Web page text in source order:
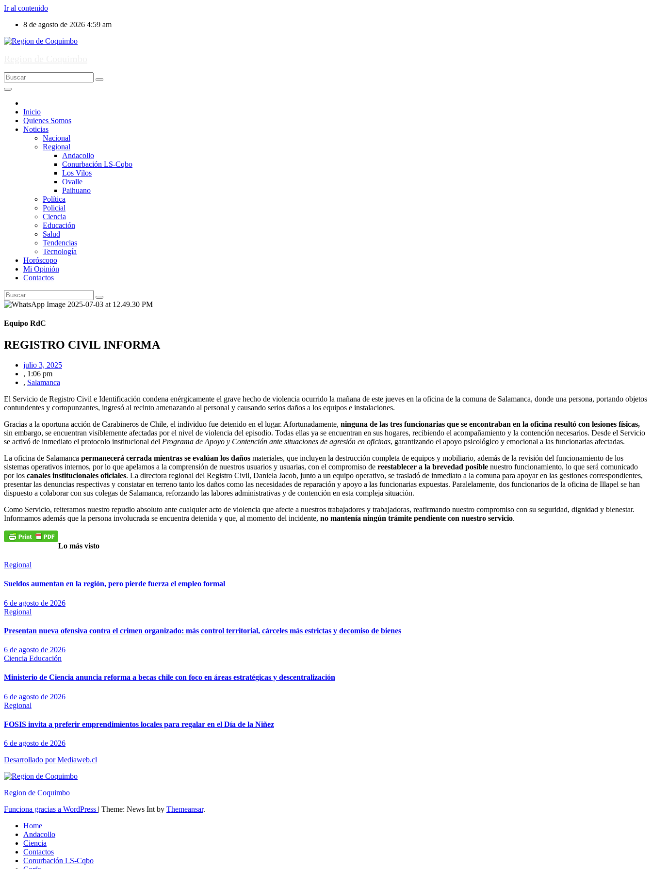
Ir al contenido
8 de agosto de 2026 4:59 am
Inicio
Quienes Somos
Noticias
Nacional
Regional
Andacollo
Conurbación LS-Cqbo
Los Vilos
Ovalle
Paihuano
Política
Policial
Ciencia
Educación
Salud
Tendencias
Tecnología
Horóscopo
Mi Opinión
Contactos
Equipo RdC
REGISTRO CIVIL INFORMA
julio 3, 2025
, 1:06 pm
, Salamanca
El Servicio de Registro Civil e Identificación condena enérgicamente el grave hecho de violencia ocurrido la mañana de este jueves en la oficina de la comuna de Salamanca, donde una persona, portando objetos
contundentes y cortopunzantes, ingresó al recinto amenazando al personal y causando serios daños a los equipos e instalaciones.
Gracias a la oportuna acción de Carabineros de Chile, el individuo fue detenido en el lugar. Afortunadamente, ninguna de las tres funcionarias que se encontraban en la oficina resultó con lesiones físicas,
sin embargo, se encuentran visiblemente afectadas por el nivel de violencia del episodio. Todas ellas ya se encuentran en sus hogares, recibiendo el acompañamiento y la contención necesarios. Desde el Servicio
se activó de inmediato el protocolo institucional del Programa de Apoyo y Contención ante situaciones de agresión en oficinas, garantizando el apoyo psicológico y emocional a las funcionarias afectadas.
La oficina de Salamanca permanecerá cerrada mientras se evalúan los daños materiales, que incluyen la destrucción completa de equipos y mobiliario, además de la revisión del funcionamiento de los
sistemas operativos internos, por lo que apelamos a la comprensión de nuestros usuarios y usuarias, con el compromiso de reestablecer a la brevedad posible nuestro funcionamiento, lo que será comunicado
por los canales institucionales oficiales. La directora regional del Registro Civil, Daniela Jacob, junto a un equipo operativo, se trasladó de inmediato a la comuna para apoyar en las gestiones correspondientes,
presentar las denuncias respectivas y constatar en terreno tanto los daños como las necesidades de reparación y apoyo a las funcionarias expuestas. Paralelamente, dos funcionarios de la oficina de Illapel se han
dispuesto a colaborar con sus colegas de Salamanca, reforzando las labores administrativas y de contención en esta compleja situación.
Como Servicio, reiteramos nuestro repudio absoluto ante cualquier acto de violencia que afecte a nuestros trabajadores y trabajadoras, reafirmando nuestro compromiso con su seguridad, dignidad y bienestar.
Informamos además que la persona involucrada se encuentra detenida y que, al momento del incidente, no mantenía ningún trámite pendiente con nuestro servicio.
Lo más visto
Regional
Sueldos aumentan en la región, pero pierde fuerza el empleo formal
6 de agosto de 2026
Regional
Presentan nueva ofensiva contra el crimen organizado: más control territorial, cárceles más estrictas y decomiso de bienes
6 de agosto de 2026
Ciencia Educación
Ministerio de Ciencia anuncia reforma a becas chile con foco en áreas estratégicas y descentralización
6 de agosto de 2026
Regional
FOSIS invita a preferir emprendimientos locales para regalar en el Día de la Niñez
6 de agosto de 2026
Desarrollado por Mediaweb.cl
Region de Coquimbo
Funciona gracias a WordPress | Theme: News Int by Themeansar.
Home
Andacollo
Ciencia
Contactos
Conurbación LS-Cqbo